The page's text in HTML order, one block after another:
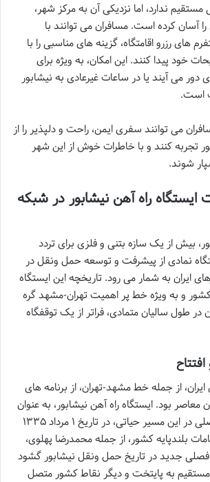
مستقیم ندارد، اما نزدیکی آن به مرکز شهر،
آسان کرده است. مسافران می توانند با
های رزرو اقامتگاه، گزینه های مناسبی را با
خود پیدا کنند. این امکان، به ویژه برای
دور می آیند یا در ساعات غیرعادی به نیشابور
است.
می توانند سفری ایمن، راحت و دلپذیر را از
تجربه کنند و با خاطرات خوش از این شهر
شوند.
ایستگاه راه آهن نیشابور در شبکه
بیش از یک سازه بتنی و فلزی برای تردد
نمادی از پیشرفت و توسعه حمل ونقل در
ایران به شمار می رود. تاریخچه این ایستگاه
و به ویژه خط پر اهمیت تهران-مشهد گره
طول سالیان متمادی، فراتر از یک توقفگاه
از جمله خط مشهد-تهران، از برنامه های
معاصر بود. ایستگاه راه آهن نیشابور، به عنوان
یکی از ایستگاه های اصلی در این مسیر حیاتی، در تاریخ ۱ مرداد ۱۳۳۵
بلندپایه کشور، از جمله محمدرضا پهلوی،
فصلی جدید در تاریخ حمل ونقل نیشابور گشود
به پایتخت و دیگر نقاط کشور متصل